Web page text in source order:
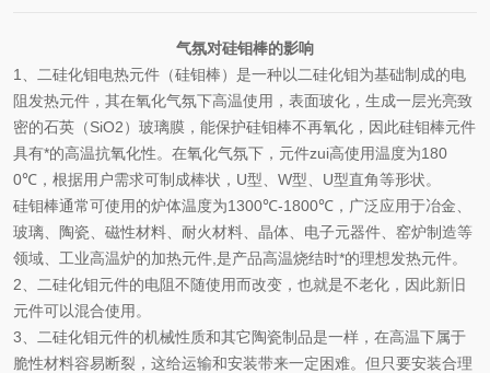
气氛对硅钼棒的影响
1
、二硅化钼电热元件（硅钼棒）是一种以二硅化钼为基础制成的电
阻发热元件，其在氧化气氛下高温使用，表面玻化，生成一层光亮致
密的石英（SiO2）玻璃膜，能保护硅钼棒不再氧化，因此硅钼棒元件
具有*的高温抗氧化性。在氧化气氛下，元件zui高使用温度为180
0℃ ，根据用户需求可制成棒状， U型、 W型、 U型直角等形状。
硅钼棒通常可使用的炉体温度为1300℃-1800℃ ，广泛应用于冶金、
玻璃、陶瓷、磁性材料、耐火材料、晶体、电子元器件、窑炉制造等
领域、工业高温炉的加热元件 是产品高温烧结时*的理想发热元件。
2 、二硅化钼元件的电阻不随使用而改变，也就是不老化，因此新旧
元件可以混合使用。
3 、二硅化钼元件的机械性质和其它陶瓷制品是一样，在高温下属于
脆性材料容易断裂，这给运输和安装带来一定困难。但只要安装合理